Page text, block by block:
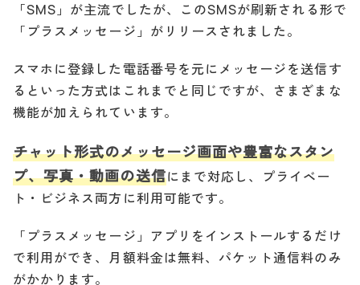
「SMS」が主流でしたが、このSMSが刷新される形で
「プラスメッセージ」がリリースされました。
スマホに登録した電話番号を元にメッセージを送信す
るといった方式はこれまでと同じですが、さまざまな
機能が加えられています。
チャット形式のメッセージ画面や豊富なスタン
プ、写真・動画の送信にまで対応し、プライベー
ト・ビジネス両方に利用可能です。
「プラスメッセージ」アプリをインストールするだけ
で利用ができ、月額料金は無料、パケット通信料のみ
がかかります。